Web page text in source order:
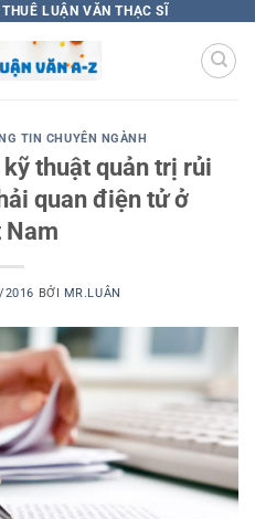
LUẬN VĂN THẠC SĨ
TIN CHUYÊN NGÀNH
thuật quản trị rủi
quan điện tử ở
Nam
2016 BỞI MR.LUÂN